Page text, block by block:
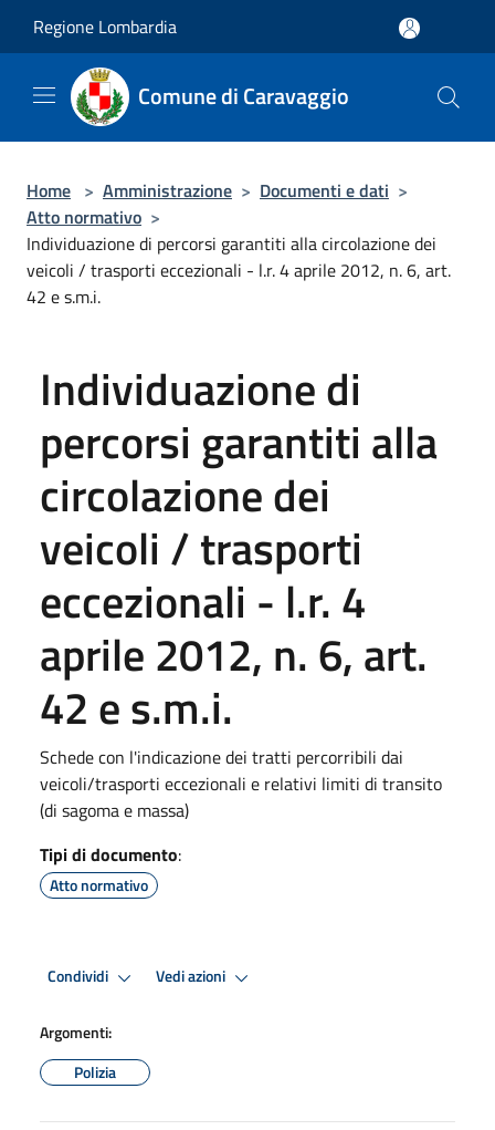
Regione Lombardia
Comune di Caravaggio
Home > Amministrazione > Documenti e dati >
Atto normativo >
Individuazione di percorsi garantiti alla circolazione dei
veicoli / trasporti eccezionali - l.r. 4 aprile 2012, n. 6, art.
42 e s.m.i.
Individuazione di
percorsi garantiti alla
circolazione dei
veicoli / trasporti
eccezionali - l.r. 4
aprile 2012, n. 6, art.
42 e s.m.i.
Schede con l'indicazione dei tratti percorribili dai
veicoli/trasporti eccezionali e relativi limiti di transito
(di sagoma e massa)
Tipi di documento:
Atto normativo
Condividi Vedi azioni
Argomenti:
Polizia